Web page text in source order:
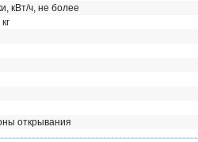
кВт/ч, не более
открывания